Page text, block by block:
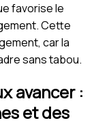
favorise le
Cette
car la
sans tabou.
avancer :
et des